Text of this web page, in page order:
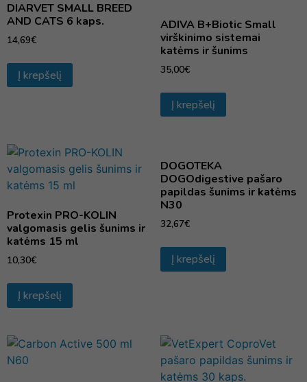
DIARVET SMALL BREED
AND CATS 6 kaps.
14,69€
Į krepšelį
ADIVA B+Biotic Small
virškinimo sistemai
katėms ir šunims
35,00€
Į krepšelį
Protexin PRO-KOLIN
valgomasis gelis šunims ir
katėms 15 ml
10,30€
Į krepšelį
DOGOTEKA
DOGOdigestive pašaro
papildas šunims ir katėms
N30
32,67€
Į krepšelį